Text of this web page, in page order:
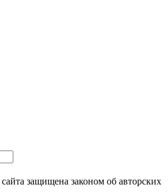
защищена законом об авторских